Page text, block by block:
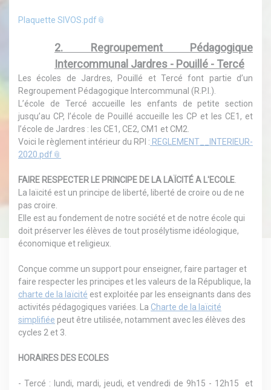
Plaquette SIVOS.pdf
2. Regroupement Pédagogique
Intercommunal Jardres - Pouillé - Tercé
Les écoles de Jardres, Pouillé et Tercé font partie d’un
Regroupement Pédagogique Intercommunal (R.P.I.).
L’école de Tercé accueille les enfants de petite section
jusqu’au CP, l’école de Pouillé accueille les CP et les CE1, et
l’école de Jardres : les CE1, CE2, CM1 et CM2.
Voici le règlement intérieur du RPI : REGLEMENT__INTERIEUR-
2020.pdf
FAIRE RESPECTER LE PRINCIPE DE LA LAÏCITÉ A L'ECOLE
La laïcité est un principe de liberté, liberté de croire ou de ne
pas croire.
Elle est au fondement de notre société et de notre école qui
doit préserver les élèves de tout prosélytisme idéologique,
économique et religieux.
Conçue comme un support pour enseigner, faire partager et
faire respecter les principes et les valeurs de la République, la
charte de la laïcité est exploitée par les enseignants dans des
activités pédagogiques variées. La Charte de la laïcité
simplifiée peut être utilisée, notamment avec les élèves des
cycles 2 et 3.
HORAIRES DES ECOLES
- Tercé : lundi, mardi, jeudi, et vendredi de 9h15 - 12h15 et